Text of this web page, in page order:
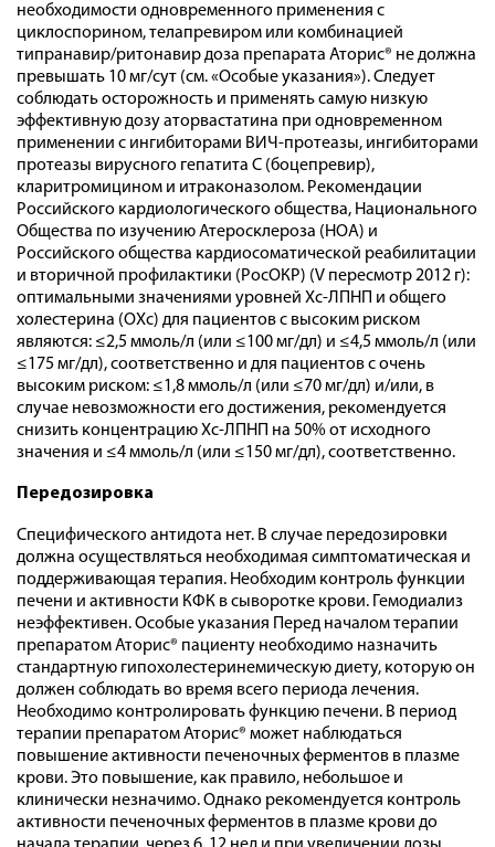
необходимости одновременного применения с
циклоспорином, телапревиром или комбинацией
типранавир/ритонавир доза препарата Аторис® не должна
превышать 10 мг/сут (см. «Особые указания»). Следует
соблюдать осторожность и применять самую низкую
эффективную дозу аторвастатина при одновременном
применении с ингибиторами ВИЧ-протеазы, ингибиторами
протеазы вирусного гепатита С (боцепревир),
кларитромицином и итраконазолом. Рекомендации
Российского кардиологического общества, Национального
Общества по изучению Атеросклероза (НОА) и
Российского общества кардиосоматической реабилитации
и вторичной профилактики (РосОКР) (V пересмотр 2012 г):
оптимальными значениями уровней Хс-ЛПНП и общего
холестерина (ОХс) для пациентов с высоким риском
являются: ≤2,5 ммоль/л (или ≤100 мг/дл) и ≤4,5 ммоль/л (или
≤175 мг/дл), соответственно и для пациентов с очень
высоким риском: ≤1,8 ммоль/л (или ≤70 мг/дл) и/или, в
случае невозможности его достижения, рекомендуется
снизить концентрацию Хс-ЛПНП на 50% от исходного
значения и ≤4 ммоль/л (или ≤150 мг/дл), соответственно.
Передозировка
Специфического антидота нет. В случае передозировки
должна осуществляться необходимая симптоматическая и
поддерживающая терапия. Необходим контроль функции
печени и активности КФК в сыворотке крови. Гемодиализ
неэффективен. Особые указания Перед началом терапии
препаратом Аторис® пациенту необходимо назначить
стандартную гипохолестеринемическую диету, которую он
должен соблюдать во время всего периода лечения.
Необходимо контролировать функцию печени. В период
терапии препаратом Аторис® может наблюдаться
повышение активности печеночных ферментов в плазме
крови. Это повышение, как правило, небольшое и
клинически незначимо. Однако рекомендуется контроль
активности печеночных ферментов в плазме крови до